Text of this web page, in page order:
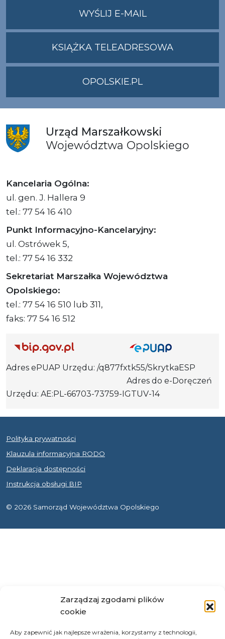
Zarządzaj zgodami plików
cookie
Aby zapewnić jak najlepsze wrażenia, korzystamy z technologii,
WYŚLIJ E-MAILNA
ADRES
KSIĄŻKA TELEADRESOWA
OPOLSKIE.PL
Urząd Marszałkowski
Województwa Opolskiego
Kancelaria Ogólna:
ul. gen. J. Hallera 9
tel.: 77 54 16 410
Punkt Informacyjno-Kancelaryjny:
ul. Ostrówek 5,
tel.: 77 54 16 332
Sekretariat Marszałka Województwa
Opolskiego:
tel.: 77 54 16 510 lub 311,
faks: 77 54 16 512
Adres ePUAP Urzędu: /q877fxtk55/SkrytkaESP
Adres do e-Doręczeń
Urzędu: AE:PL-66703-73759-IGTUV-14
Polityka prywatności
Klauzula informacyjna RODO
Deklaracja dostępności
Instrukcja obsługi BIP
© 2026 Samorząd Województwa Opolskiego